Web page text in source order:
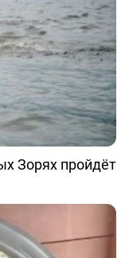
Зорях пройдёт